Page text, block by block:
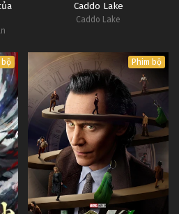
Caddo Lake
Caddo Lake
bộ Phim bộ